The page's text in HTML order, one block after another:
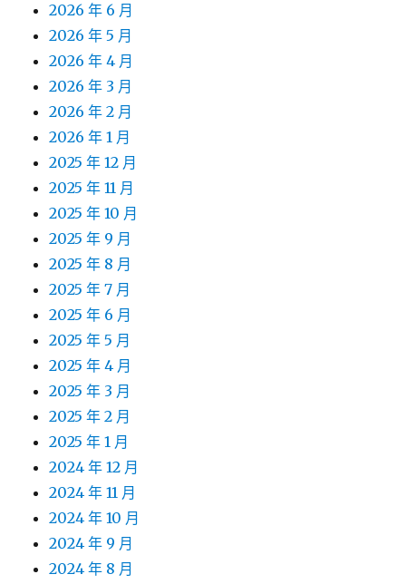
2026 年 6 月
2026 年 5 月
2026 年 4 月
2026 年 3 月
2026 年 2 月
2026 年 1 月
2025 年 12 月
2025 年 11 月
2025 年 10 月
2025 年 9 月
2025 年 8 月
2025 年 7 月
2025 年 6 月
2025 年 5 月
2025 年 4 月
2025 年 3 月
2025 年 2 月
2025 年 1 月
2024 年 12 月
2024 年 11 月
2024 年 10 月
2024 年 9 月
2024 年 8 月